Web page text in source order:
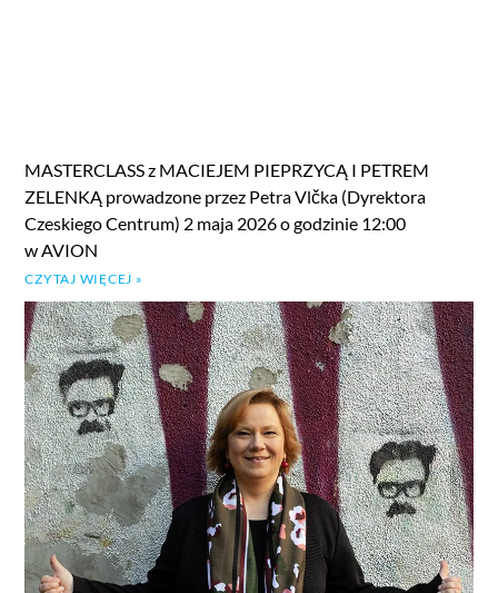
MASTERCLASS z MACIEJEM PIEPRZYCĄ I PETREM
ZELENKĄ prowadzone przez Petra Vlčka (Dyrektora
Czeskiego Centrum) 2 maja 2026 o godzinie 12:00
w AVION
CZYTAJ WIĘCEJ »